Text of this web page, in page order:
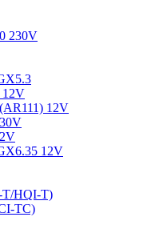
230V
12V
12V
12V
T/HQI-T)
TC)